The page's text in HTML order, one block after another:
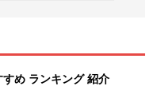
め ランキング 紹介